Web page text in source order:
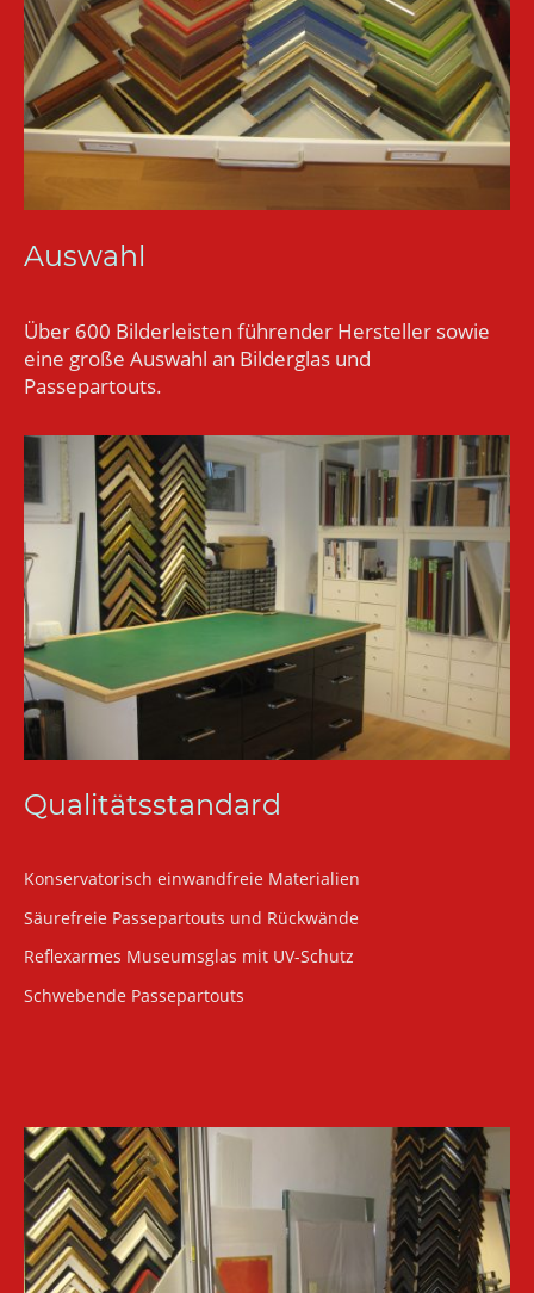
Auswahl
Über 600 Bilderleisten führender Hersteller sowie
eine große Auswahl an Bilderglas und
Passepartouts.
Qualitätsstandard
Konservatorisch einwandfreie Materialien
Säurefreie Passepartouts und Rückwände
Reflexarmes Museumsglas mit UV-Schutz
Schwebende Passepartouts